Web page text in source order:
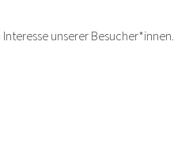
unserer Besucher*innen.